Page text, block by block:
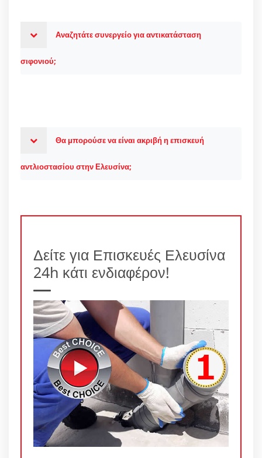
Αναζητάτε συνεργείο για αντικατάσταση
σιφονιού;
Θα μπορούσε να είναι ακριβή η επισκευή
αντλιοστασίου στην Ελευσίνα;
Δείτε για Επισκευές Ελευσίνα
24h κάτι ενδιαφέρον!